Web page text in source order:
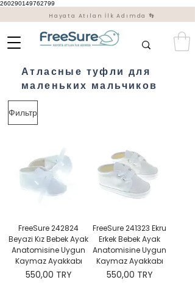
260290149762799
Hayata Atılan İlk Adımda 👣
Атласные туфли для
маленьких мальчиков
Фильтр
FreeSure 242824
Beyazi Kız Bebek Ayak
Anatomisine Uygun
Kaymaz Ayakkabı
Цена
550,00 TRY
FreeSure 241323 Ekru
Erkek Bebek Ayak
Anatomisine Uygun
Kaymaz Ayakkabı
Цена
550,00 TRY